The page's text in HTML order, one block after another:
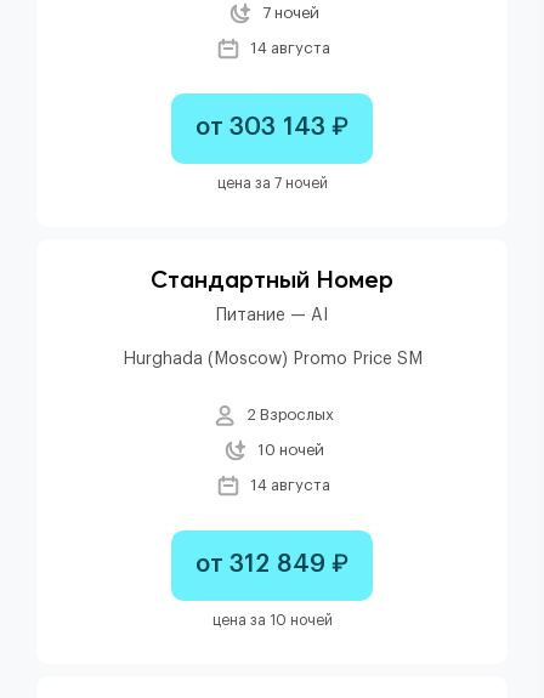
7 ночей
14 августа
от 303 143 ₽
цена за 7 ночей
Стандартный Номер
Питание — AI
Hurghada (Moscow) Promo Price SM
2 Взрослых
10 ночей
14 августа
от 312 849 ₽
цена за 10 ночей